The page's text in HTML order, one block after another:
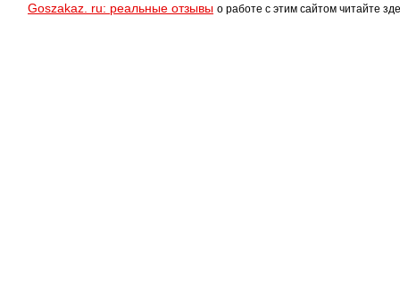
Goszakaz. ru: реальные отзывы о работе с этим сайтом читайте